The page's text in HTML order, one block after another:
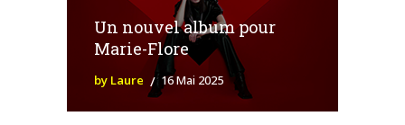
Un nouvel album pour
Marie-Flore
by Laure 16 Mai 2025